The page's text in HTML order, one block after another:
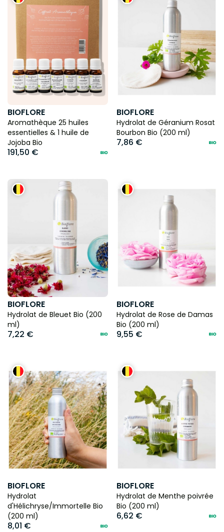
BIOFLORE
Aromathèque 25 huiles
essentielles & 1 huile de
Jojoba Bio
191,50 €
BIOFLORE
Hydrolat de Géranium Rosat
Bourbon Bio (200 ml)
7,86 €
BIOFLORE
Hydrolat de Bleuet Bio (200
ml)
7,22 €
BIOFLORE
Hydrolat de Rose de Damas
Bio (200 ml)
9,55 €
BIOFLORE
Hydrolat
d'Hélichryse/Immortelle Bio
(200 ml)
8,01 €
BIOFLORE
Hydrolat de Menthe poivrée
Bio (200 ml)
6,62 €